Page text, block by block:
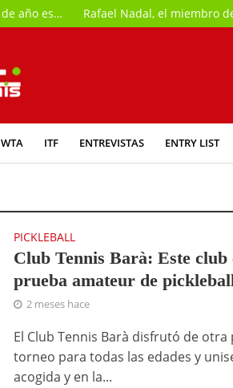
Sergio Callejón: “Mi meta para el próximo principio de año es intentar jugar la previa del Abierto de Australia”
WTA ITF ENTREVISTAS ENTRY LIST
PICKLEBALL
Club Tennis Barà: Este club
prueba amateur de
2 meses hace
El Club Tennis Barà disfrutó de
torneo para todas las edades y
acogida y en la...